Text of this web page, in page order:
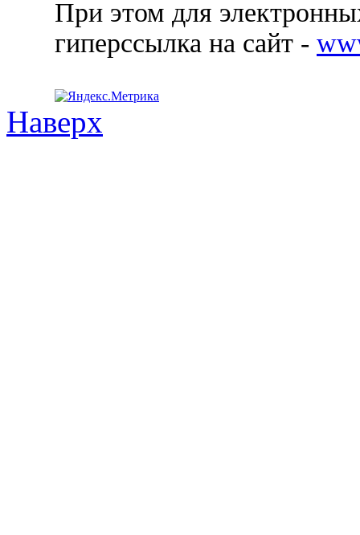
При этом для
гиперссылка на сайт -
Наверх